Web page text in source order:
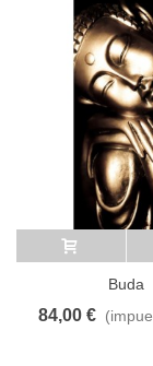
Añadir al carrito A
Buda
84,00 €